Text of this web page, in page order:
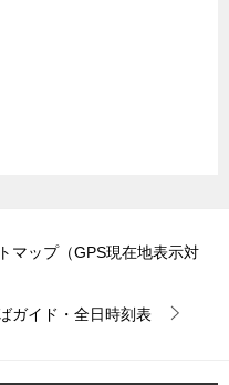
マップ（GPS現在地表示対
ガイド・全日時刻表